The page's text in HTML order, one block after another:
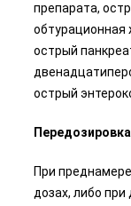
препарата,
обтурационная
острый
острый
Передозировка
При
дозах, либо